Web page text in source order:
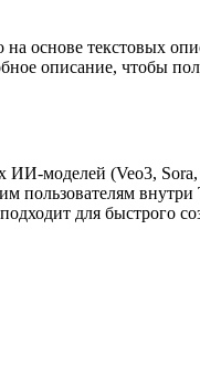
основе текстовых
описание, чтобы
моделей (Veo3,
пользователям
для быстрого